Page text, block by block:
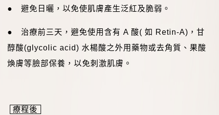
● 避免日曬，以免使肌膚產生泛紅及脆弱。
● 治療前三天，避免使用含有 A 酸( 如 Retin-A) ，甘
醇酸(glycolic acid) 水楊酸之外用藥物或去角質、果酸
煥膚等臉部保養，以免刺激肌膚。
療程後